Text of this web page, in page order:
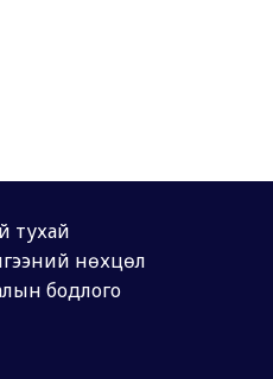
тухай
нөхцөл
бодлого